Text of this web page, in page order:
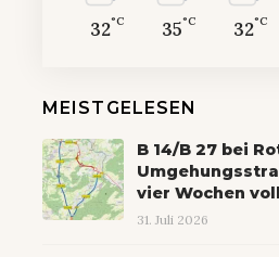
32°C 35°C 32°C
MEISTGELESEN
B 14/B 27 bei
vier Wochen
31. Juli 2026